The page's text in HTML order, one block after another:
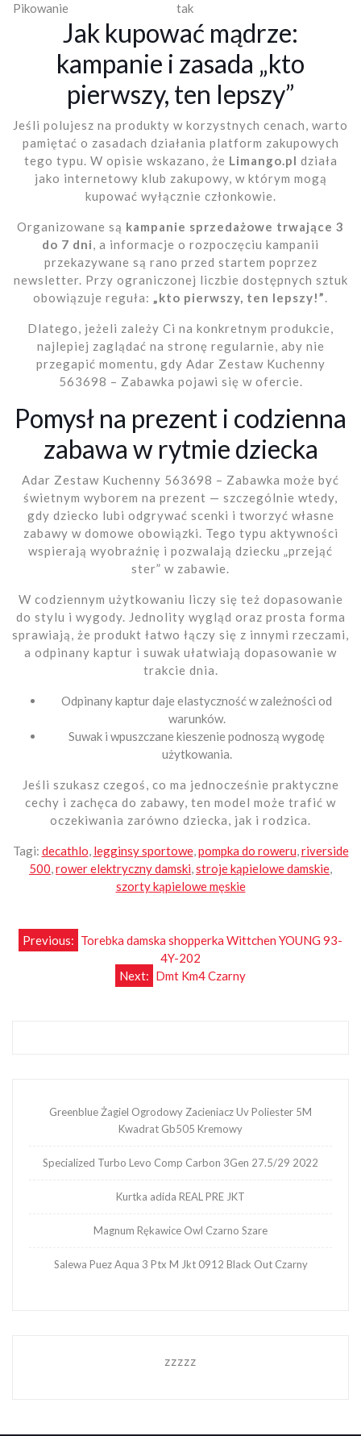
Pikowanie
tak
Jak kupować mądrze:
kampanie i zasada „kto
pierwszy, ten lepszy”
Jeśli polujesz na produkty w korzystnych cenach, warto
pamiętać o zasadach działania platform zakupowych
tego typu. W opisie wskazano, że Limango.pl działa
jako internetowy klub zakupowy, w którym mogą
kupować wyłącznie członkowie.
Organizowane są kampanie sprzedażowe trwające 3
do 7 dni, a informacje o rozpoczęciu kampanii
przekazywane są rano przed startem poprzez
newsletter. Przy ograniczonej liczbie dostępnych sztuk
obowiązuje reguła: „kto pierwszy, ten lepszy!”.
Dlatego, jeżeli zależy Ci na konkretnym produkcie,
najlepiej zaglądać na stronę regularnie, aby nie
przegapić momentu, gdy Adar Zestaw Kuchenny
563698 – Zabawka pojawi się w ofercie.
Pomysł na prezent i codzienna
zabawa w rytmie dziecka
Adar Zestaw Kuchenny 563698 – Zabawka może być
świetnym wyborem na prezent — szczególnie wtedy,
gdy dziecko lubi odgrywać scenki i tworzyć własne
zabawy w domowe obowiązki. Tego typu aktywności
wspierają wyobraźnię i pozwalają dziecku „przejąć
ster” w zabawie.
W codziennym użytkowaniu liczy się też dopasowanie
do stylu i wygody. Jednolity wygląd oraz prosta forma
sprawiają, że produkt łatwo łączy się z innymi rzeczami,
a odpinany kaptur i suwak ułatwiają dopasowanie w
trakcie dnia.
Odpinany kaptur daje elastyczność w zależności od
warunków.
Suwak i wpuszczane kieszenie podnoszą wygodę
użytkowania.
Jeśli szukasz czegoś, co ma jednocześnie praktyczne
cechy i zachęca do zabawy, ten model może trafić w
oczekiwania zarówno dziecka, jak i rodzica.
Tagi: decathlo, legginsy sportowe,pompka do roweru,riverside
500,rower elektryczny damski,stroje kąpielowe damskie,
szorty kąpielowe męskie
Nawigacja
Previous: Torebka damska shopperka Wittchen YOUNG 93-
4Y-202
Next: Dmt Km4 Czarny
Greenblue Żagiel Ogrodowy Zacieniacz Uv Poliester 5M
Kwadrat Gb505 Kremowy
Specialized Turbo Levo Comp Carbon 3Gen 27.5/29 2022
Kurtka adida REAL PRE JKT
Magnum Rękawice Owl Czarno Szare
Salewa Puez Aqua 3 Ptx M Jkt 0912 Black Out Czarny
zzzzz